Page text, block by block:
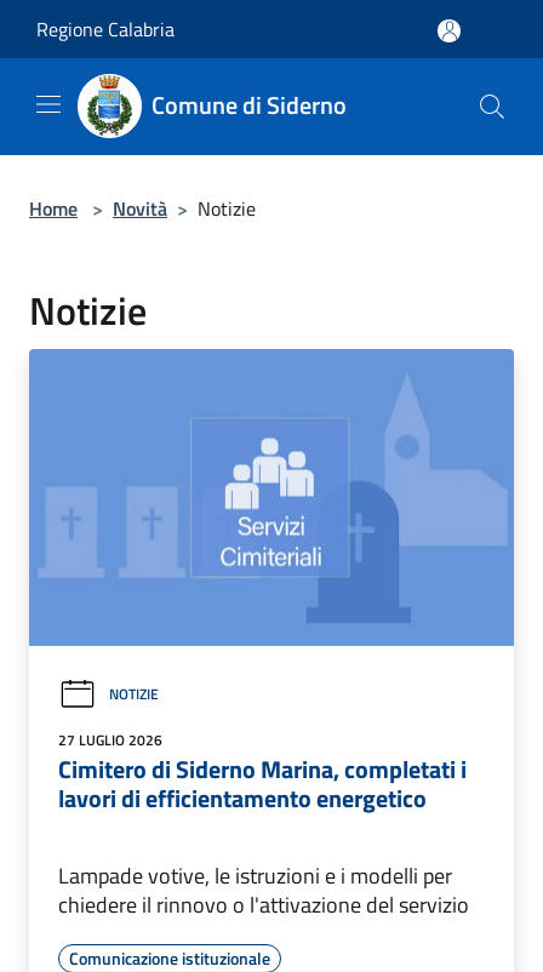
Regione Calabria
Comune di Siderno
Home > Novità > Notizie
Notizie
NOTIZIE
27 LUGLIO 2026
Cimitero di Siderno Marina, completati i
lavori di efficientamento energetico
Lampade votive, le istruzioni e i modelli per
chiedere il rinnovo o l'attivazione del servizio
Comunicazione istituzionale